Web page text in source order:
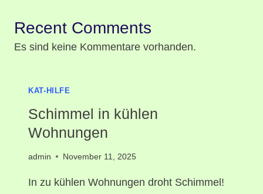
Recent Comments
Es sind keine Kommentare vorhanden.
KAT-HILFE
Schimmel in kühlen
Wohnungen
admin November 11, 2025
In zu kühlen Wohnungen droht Schimmel!